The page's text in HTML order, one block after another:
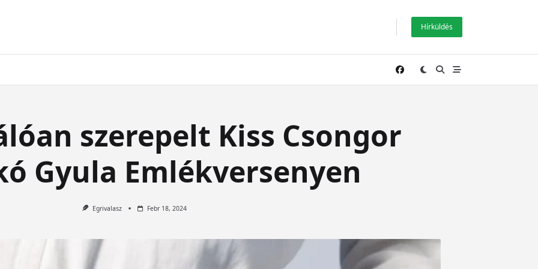
Hírküldés
szerepelt Kiss Csongor
Gyula Emlékversenyen
Egrivalasz Febr 18, 2024